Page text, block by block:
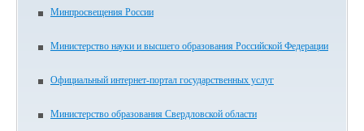
Минпросвещения России
Министерство науки и высшего образования Российской Федерации
Официальный интернет-портал государственных услуг
Министерство образования Свердловской области